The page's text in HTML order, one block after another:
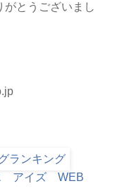
がとうございまし
アイズ WEB